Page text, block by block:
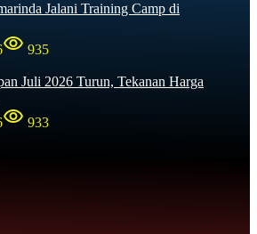
Jalani Training Camp di
935
Juli 2026 Turun, Tekanan Harga
933